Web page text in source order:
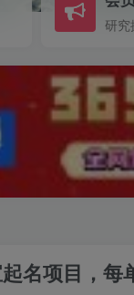
研究
名项目，